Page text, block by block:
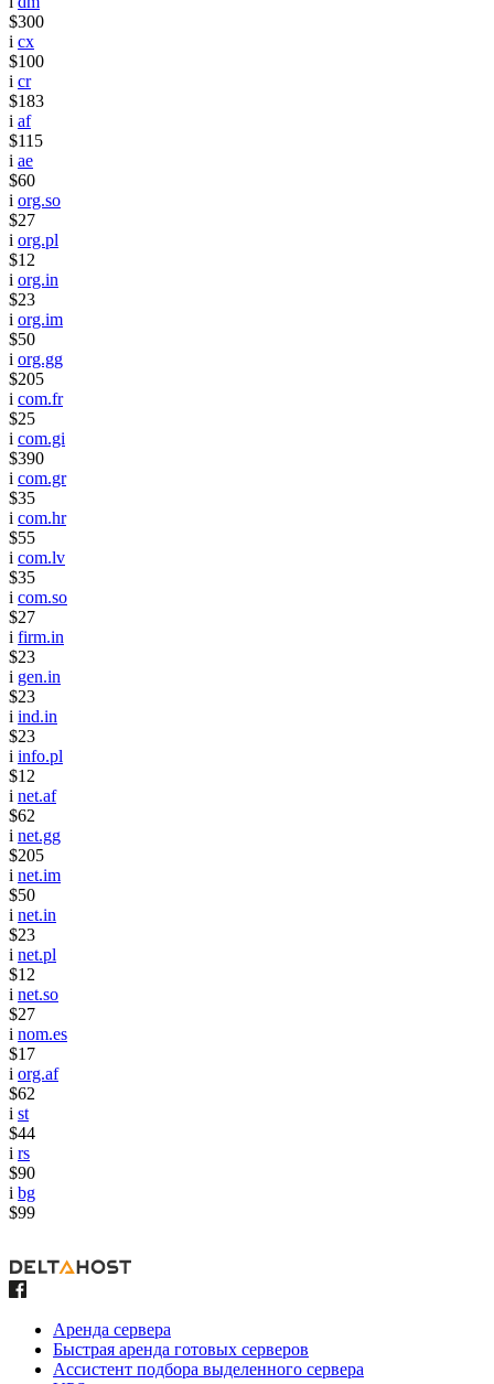
$300
i cx
$100
i cr
$183
i af
$115
i ae
$60
i org.so
$27
i org.pl
$12
i org.in
$23
i org.im
$50
i org.gg
$205
i com.fr
$25
i com.gi
$390
i com.gr
$35
i com.hr
$55
i com.lv
$35
i com.so
$27
i firm.in
$23
i gen.in
$23
i ind.in
$23
i info.pl
$12
i net.af
$62
i net.gg
$205
i net.im
$50
i net.in
$23
i net.pl
$12
i net.so
$27
i nom.es
$17
i org.af
$62
i st
$44
i rs
$90
i bg
$99
Аренда сервера
Быстрая аренда готовых серверов
Ассистент подбора выделенного сервера